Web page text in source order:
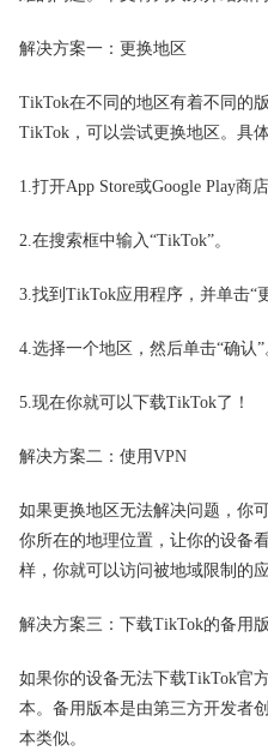
解决方案一：更换地区
TikTok在不同的地区有着不同的
TikTok，可以尝试更换地区。具
1.打开App Store或Google Play商店
2.在搜索框中输入“TikTok”。
3.找到TikTok应用程序，并单击“
4.选择一个地区，然后单击“确认”
5.现在你就可以下载TikTok了！
解决方案二：使用VPN
如果更换地区无法解决问题，你
你所在的地理位置，让你的设备
样，你就可以访问被地域限制的应
解决方案三：下载TikTok的备用
如果你的设备无法下载TikTok官
本。备用版本是由第三方开发者
本类似。